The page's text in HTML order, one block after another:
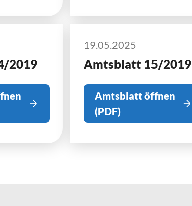
2019
19.05.2025
Amtsblatt 15/2019
Amtsblatt öffnen
(PDF)